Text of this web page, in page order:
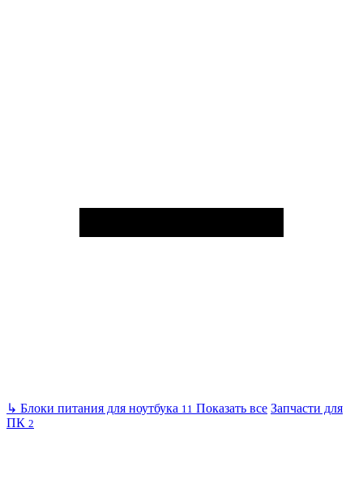
↳ Блоки питания для ноутбука 11 Показать все Запчасти для
ПК 2